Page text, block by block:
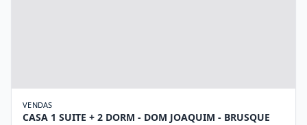
VENDAS
CASA 1 SUITE + 2 DORM - DOM JOAQUIM - BRUSQUE